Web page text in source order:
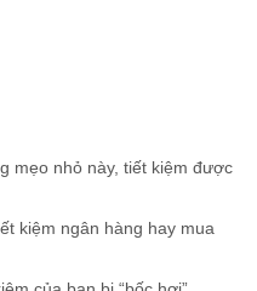
mẹo nhỏ này, tiết kiệm được
kiệm ngân hàng hay mua